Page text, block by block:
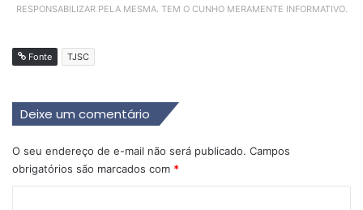
RESPONSABILIZAR PELA MESMA. TEM O CUNHO MERAMENTE INFORMATIVO.
Fonte TJSC
Deixe um comentário
O seu endereço de e-mail não será publicado. Campos
obrigatórios são marcados com *